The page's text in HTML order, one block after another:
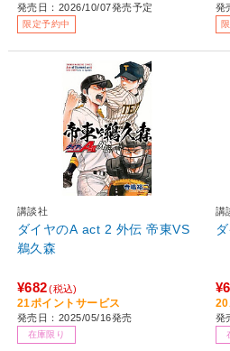
発売日：2026/10/07発売予定
限定予約中
発
講談社
ダイヤのA act 2 外伝 帝東VS
鵜久森
¥682 (税込)
21ポイントサービス
発売日：2025/05/16発売
在庫限り
講
20
発